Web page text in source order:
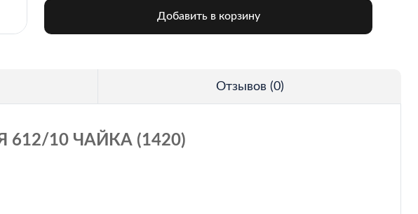
Добавить в корзину
Отзывов (0)
10 ЧАЙКА (1420)